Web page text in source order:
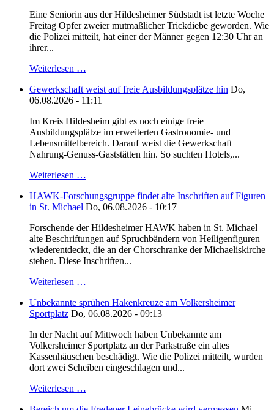
Eine Seniorin aus der Hildesheimer Südstadt ist letzte Woche
Freitag Opfer zweier mutmaßlicher Trickdiebe geworden. Wie
die Polizei mitteilt, hat einer der Männer gegen 12:30 Uhr an
ihrer...
Weiterlesen …
Gewerkschaft weist auf freie Ausbildungsplätze hin Do,
06.08.2026 - 11:11
Im Kreis Hildesheim gibt es noch einige freie
Ausbildungsplätze im erweiterten Gastronomie- und
Lebensmittelbereich. Darauf weist die Gewerkschaft
Nahrung-Genuss-Gaststätten hin. So suchten Hotels,...
Weiterlesen …
HAWK-Forschungsgruppe findet alte Inschriften auf Figuren
in St. Michael Do, 06.08.2026 - 10:17
Forschende der Hildesheimer HAWK haben in St. Michael
alte Beschriftungen auf Spruchbändern von Heiligenfiguren
wiederentdeckt, die an der Chorschranke der Michaeliskirche
stehen. Diese Inschriften...
Weiterlesen …
Unbekannte sprühen Hakenkreuze am Volkersheimer
Sportplatz Do, 06.08.2026 - 09:13
In der Nacht auf Mittwoch haben Unbekannte am
Volkersheimer Sportplatz an der Parkstraße ein altes
Kassenhäuschen beschädigt. Wie die Polizei mitteilt, wurden
dort zwei Scheiben eingeschlagen und...
Weiterlesen …